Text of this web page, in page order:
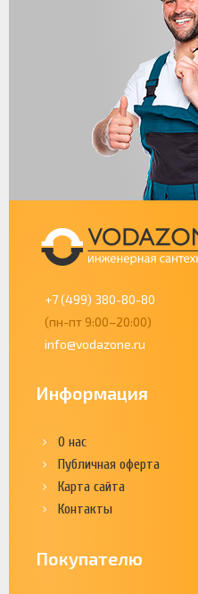
+7 (499) 380-80-80
(пн-пт 9:00–20:00)
info@vodazone.ru
Информация
О нас
Публичная оферта
Карта сайта
Контакты
Покупателю